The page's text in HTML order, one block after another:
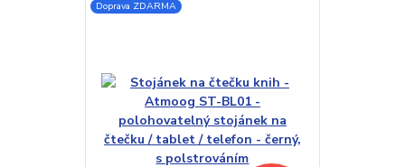
Doprava ZDARMA